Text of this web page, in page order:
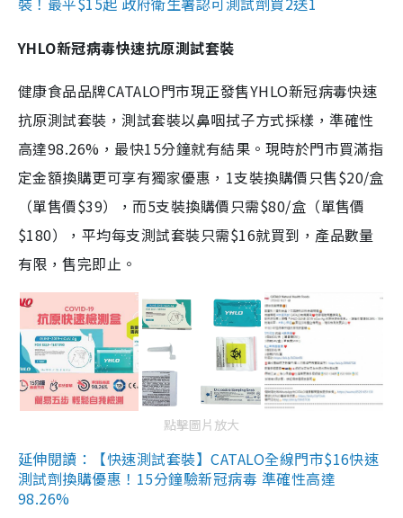
YHLO新冠病毒快速抗原測試套裝
健康食品品牌CATALO門市現正發售YHLO新冠病毒快速
抗原測試套裝，測試套裝以鼻咽拭子方式採樣，準確性
高達98.26%，最快15分鐘就有結果。現時於門市買滿指
定金額換購更可享有獨家優惠，1支裝換購價只售$20/盒
（單售價$39），而5支裝換購價只需$80/盒（單售價
$180），平均每支測試套裝只需$16就買到，產品數量
有限，售完即止。
點擊圖片放大
延伸閱讀：【快速測試套裝】CATALO全線門市$16快速
測試劑換購優惠！15分鐘驗新冠病毒 準確性高達
98.26%